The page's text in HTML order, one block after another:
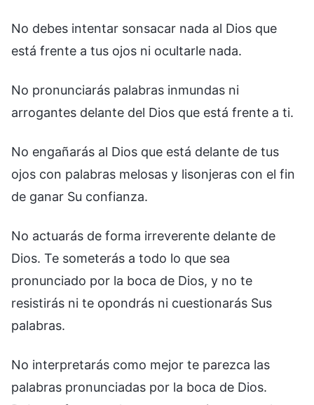
No debes intentar sonsacar nada al Dios que
está frente a tus ojos ni ocultarle nada.
No pronunciarás palabras inmundas ni
arrogantes delante del Dios que está frente a ti.
No engañarás al Dios que está delante de tus
ojos con palabras melosas y lisonjeras con el fin
de ganar Su confianza.
No actuarás de forma irreverente delante de
Dios. Te someterás a todo lo que sea
pronunciado por la boca de Dios, y no te
resistirás ni te opondrás ni cuestionarás Sus
palabras.
No interpretarás como mejor te parezca las
palabras pronunciadas por la boca de Dios.